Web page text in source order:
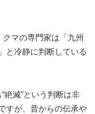
マの専門家は「九州
と冷静に判断している
絶滅”という判断は非
すが、昔からの伝承や